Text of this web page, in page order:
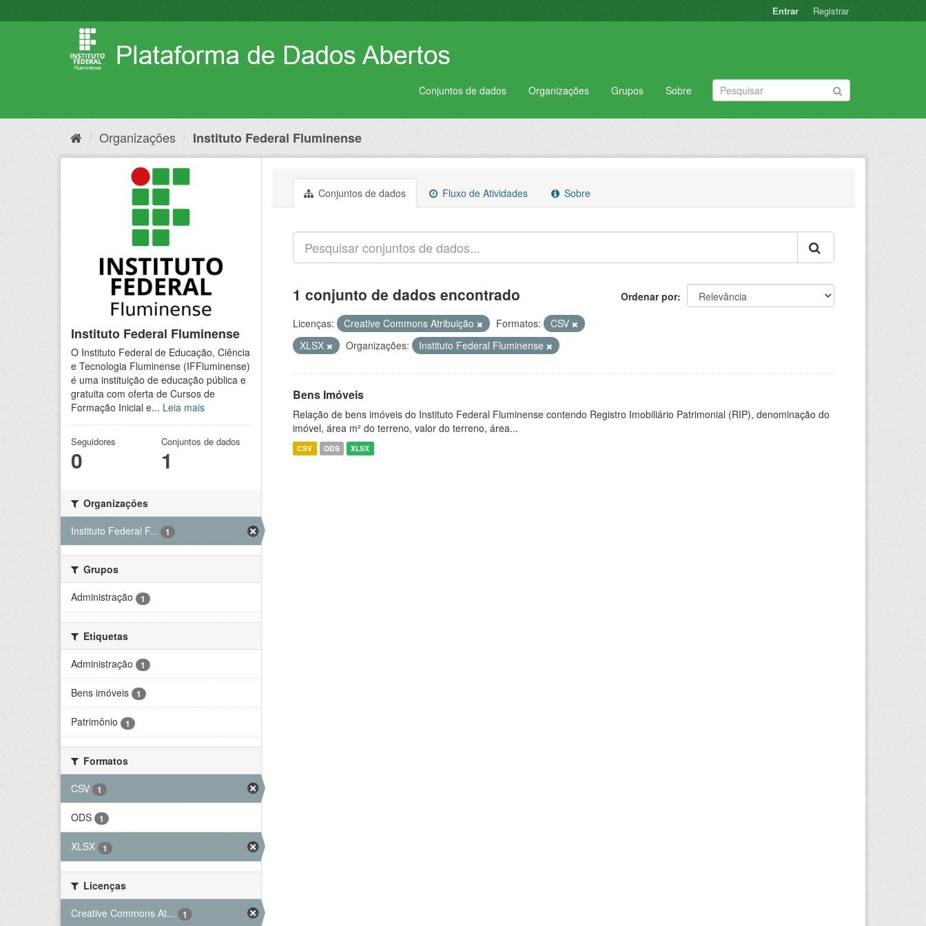
para
Entrar Registrar
Conjuntos de dados Organizações Grupos Sobre
Organizações Instituto Federal Fluminense
Instituto Federal Fluminense
O Instituto Federal de Educação, Ciência
e Tecnologia Fluminense (IFFluminense)
é uma instituição de educação pública e
gratuita com oferta de Cursos de
Formação Inicial e... Leia mais
Seguidores
0
Conjuntos de dados
1
Organizações
Instituto Federal F...
1
Grupos
Administração
1
Etiquetas
Administração
1
Bens imóveis 1
Patrimônio 1
Formatos
CSV
1
ODS 1
XLSX 1
Licenças
Creative Commons At...
1
Conjuntos de dados Fluxo de Atividades Sobre
Ordenar por
1 conjunto de dados encontrado
Licenças: Creative Commons Atribuição Formatos:
CSV
XLSX
Organizações: Instituto Federal Fluminense
Bens Imóveis
Relação de bens imóveis do Instituto Federal Fluminense contendo Registro Imobiliário Patrimonial (RIP), denominação do
imóvel, área m² do terreno, valor do terreno, área...
CSV ODS XLSX